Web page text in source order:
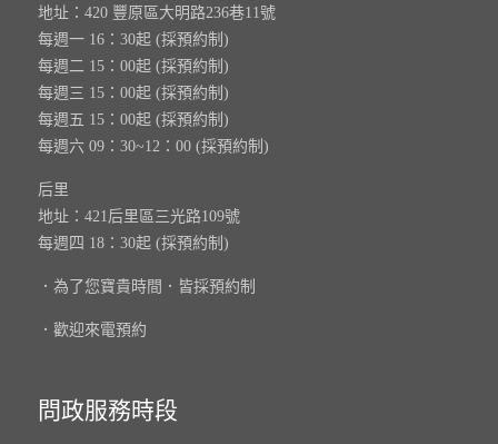
地址：420 豐原區大明路236巷11號
每週一 16：30起 (採預約制)
每週二 15：00起 (採預約制)
每週三 15：00起 (採預約制)
每週五 15：00起 (採預約制)
每週六 09：30~12：00 (採預約制)
后里
地址：421后里區三光路109號
每週四 18：30起 (採預約制)
．為了您寶貴時間．皆採預約制
．歡迎來電預約
問政服務時段